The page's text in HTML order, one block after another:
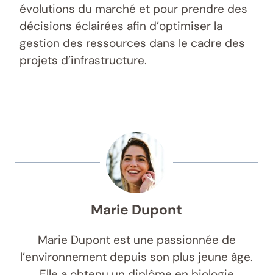
évolutions du marché et pour prendre des
décisions éclairées afin d’optimiser la
gestion des ressources dans le cadre des
projets d’infrastructure.
Marie Dupont
Marie Dupont est une passionnée de
l’environnement depuis son plus jeune âge.